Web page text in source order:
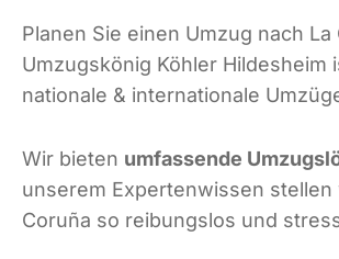
Planen Sie einen Umzug nach
Umzugskönig Köhler Hildesheim
nationale & internationale
Wir bieten umfassende
unserem Expertenwissen
Coruña so reibungslos und